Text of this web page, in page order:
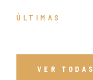
ÚLTIMAS
VER TODAS